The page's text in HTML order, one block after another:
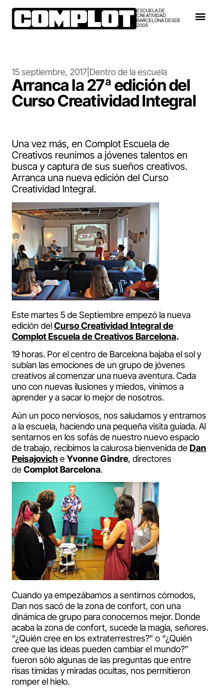
ESCUELA DE
CREATIVIDAD
BARCELONA DESDE
2005
15 septiembre, 2017 Dentro de la escuela
Arranca la 27ª edición del
Curso Creatividad Integral
Una vez más, en Complot Escuela de
Creativos reunimos a jóvenes talentos en
busca y captura de sus sueños creativos.
Arranca una nueva edición del Curso
Creatividad Integral.
Este martes 5 de Septiembre empezó la nueva
edición delCurso Creatividad Integral de
Complot Escuela de Creativos Barcelona.
19 horas. Por el centro de Barcelona bajaba el sol y
subían las emociones de un grupo de jóvenes
creativos al comenzar una nueva aventura. Cada
uno con nuevas ilusiones y miedos, vinimos a
aprender y a sacar lo mejor de nosotros.
Aún un poco nerviosos, nos saludamos y entramos
a la escuela, haciendo una pequeña visita guiada. Al
sentarnos en los sofás de nuestro nuevo espacio
de trabajo, recibimos la calurosa bienvenida deDan
Peisajovich eYvonne Gindre, directores
deComplot Barcelona.
Cuando ya empezábamos a sentirnos cómodos,
Dan nos sacó de la zona de confort, con una
dinámica de grupo para conocernos mejor. Donde
acaba la zona de confort, sucede la magia, señores.
“¿Quién cree en los extraterrestres?” o “¿Quién
cree que las ideas pueden cambiar el mundo?”
fueron sólo algunas de las preguntas que entre
risas tímidas y miradas ocultas, nos permitieron
romper el hielo.